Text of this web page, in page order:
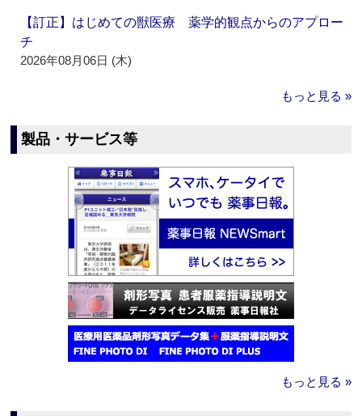
【訂正】はじめての獣医療 薬学的観点からのアプロー
チ
2026年08月06日 (木)
もっと見る »
製品・サービス等
もっと見る »